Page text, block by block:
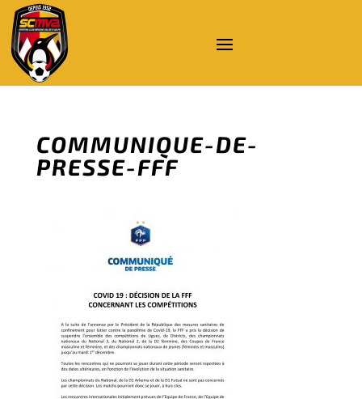
COMMUNIQUE-DE-
PRESSE-FFF